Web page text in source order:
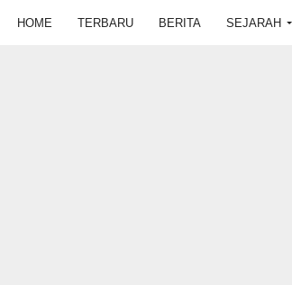
HOME TERBARU BERITA SEJARAH